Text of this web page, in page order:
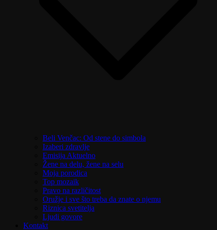
Beli Venčac: Od stene do simbola
Izaberi zdravlje
Emisija Aktuelno
Žene na delu, žene na selu
Moja porodica
Top mozaik
Pravo na različitost
Oružje i sve što treba da znate o njemu
Riznica svetitelja
Ljudi govore
Kontakt